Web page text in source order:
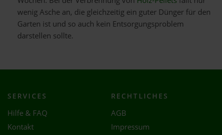
wenig Asche an, die gleichzeitig ein guter Dünger für den
Garten ist und so auch kein Entsorgungsproblem
darstellen sollte.
SERVICES
Hilfe & FAQ
Kontakt
RECHTLICHES
AGB
Impressum